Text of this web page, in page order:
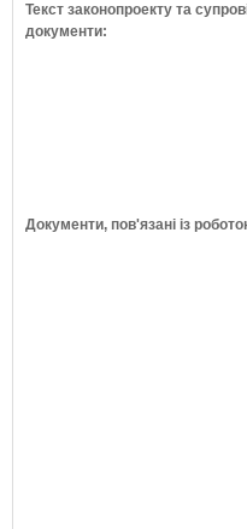
Текст законопроекту та
документи:
Документи, пов'язані із